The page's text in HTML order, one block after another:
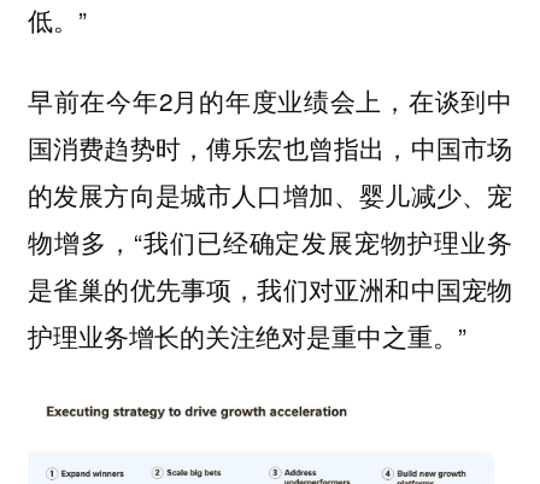
低。”
早前在今年2月的年度业绩会上，在谈到中
国消费趋势时，傅乐宏也曾指出，中国市场
的发展方向是城市人口增加、婴儿减少、宠
物增多，“我们已经确定发展宠物护理业务
是雀巢的优先事项，我们对亚洲和中国宠物
护理业务增长的关注绝对是重中之重。 ”